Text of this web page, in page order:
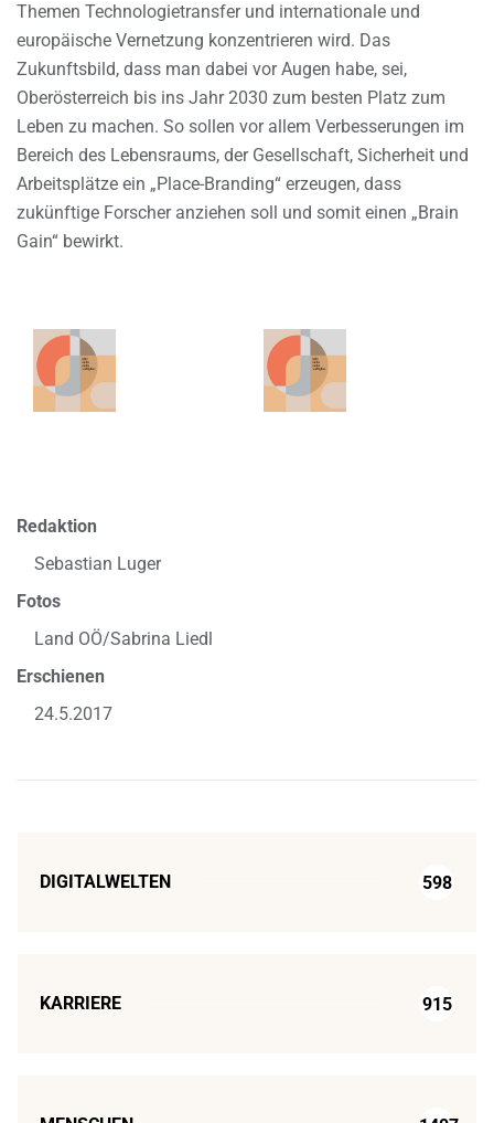
Themen Technologietransfer und internationale und
europäische Vernetzung konzentrieren wird. Das
Zukunftsbild, dass man dabei vor Augen habe, sei,
Oberösterreich bis ins Jahr 2030 zum besten Platz zum
Leben zu machen. So sollen vor allem Verbesserungen im
Bereich des Lebensraums, der Gesellschaft, Sicherheit und
Arbeitsplätze ein „Place-Branding“ erzeugen, dass
zukünftige Forscher anziehen soll und somit einen „Brain
Gain“ bewirkt.
Redaktion
Sebastian Luger
Fotos
Land OÖ/Sabrina Liedl
Erschienen
24.5.2017
DIGITALWELTEN 598
KARRIERE 915